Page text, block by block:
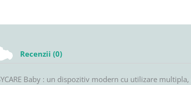
infrarosu
Recenzii (0)
Baby : un dispozitiv modern cu utilizare